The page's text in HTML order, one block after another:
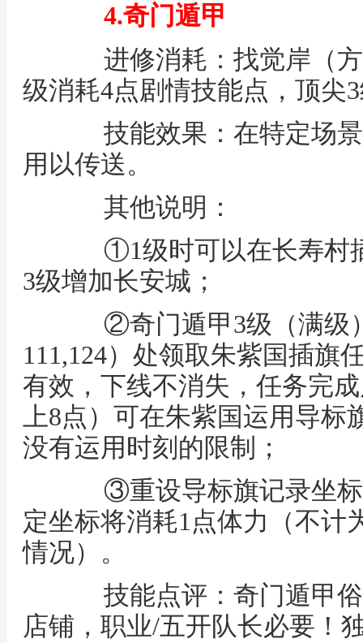
4.奇门遁甲
进修消耗：找觉岸（方
级消耗4点剧情技能点，顶尖
技能效果：在特定场景
用以传送。
其他说明：
①1级时可以在长寿村
3级增加长安城；
②奇门遁甲3级（满级
111,124）处领取朱紫国插旗
有效，下线不消失，任务完
上8点）可在朱紫国运用导
没有运用时刻的限制；
③重设导标旗记录坐标
定坐标将消耗1点体力（不计
情况）。
技能点评：奇门遁甲俗
店铺，职业/五开队长必要！